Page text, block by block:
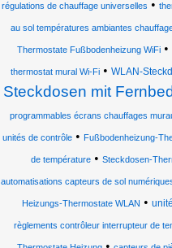
régulations de chauffage universelles •
au sol températures ambiantes
Thermostate Fußbodenheizung WiFi •
thermostat mural Wi-Fi• WLAN-
Steckdosen mit
programmables écrans chauffages
unités de contrôle • Fußbodenheizung-
de température• Steckdosen-
automatisations capteurs de sol
Heizungs-Thermostate WLAN •
règlements contrôleur interrupteur de